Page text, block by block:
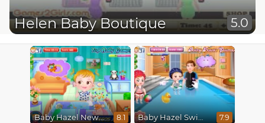
Helen Baby Boutique 5.0
Baby Hazel Newborn Vaccination 8.1 Baby Hazel Swimming 7.9